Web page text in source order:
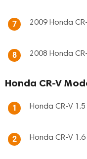
7 2009 Honda
8 2008 Honda
Honda CR-V
1 Honda CR-V 1.5
2 Honda CR-V 1.6